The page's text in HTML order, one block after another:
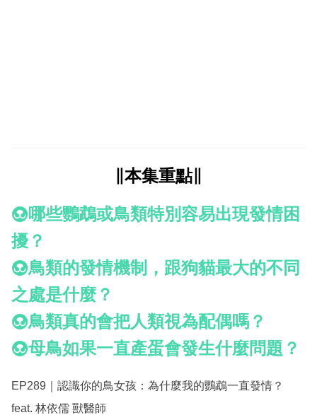
∥本集重點∥
哪些鸚鵡或鳥類特別容易出現發情困
擾？
鳥類的發情機制，跟狗貓最大的不同
之處是什麼？
鳥類真的會把人類視為配偶嗎？
母鳥如果一直產蛋會發生什麼問題？
EP289｜認識你的鳥女孩：為什麼我的鸚鵡一直發情？
feat. 林依儒 獸醫師